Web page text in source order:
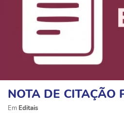
NOTA DE CITAÇÃO
Editais